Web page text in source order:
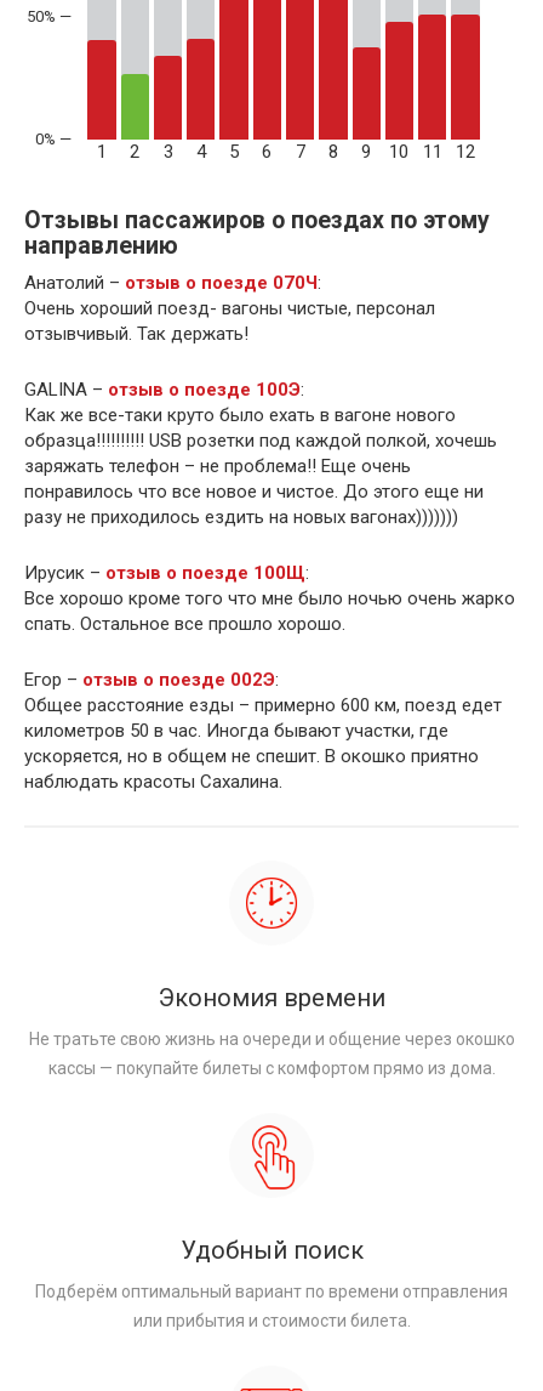
50% —
1 2 3 4 5 6 7 8 9 10 11 12
Отзывы пассажиров о поездах по этому
направлению
Анатолий – отзыв о поезде 070Ч:
Очень хороший поезд- вагоны чистые, персонал
отзывчивый. Так держать!
GALINA – отзыв о поезде 100Э:
Как же все-таки круто было ехать в вагоне нового
образца!!!!!!!!!! USB розетки под каждой полкой, хочешь
заряжать телефон – не проблема!! Еще очень
понравилось что все новое и чистое. До этого еще ни
разу не приходилось ездить на новых вагонах)))))))
Ирусик – отзыв о поезде 100Щ:
Все хорошо кроме того что мне было ночью очень жарко
спать. Остальное все прошло хорошо.
Егор – отзыв о поезде 002Э:
Общее расстояние езды – примерно 600 км, поезд едет
километров 50 в час. Иногда бывают участки, где
ускоряется, но в общем не спешит. В окошко приятно
наблюдать красоты Сахалина.
Экономия времени
Не тратьте свою жизнь на очереди и общение через окошко
кассы — покупайте билеты с комфортом прямо из дома.
Удобный поиск
Подберём оптимальный вариант по времени отправления
или прибытия и стоимости билета.